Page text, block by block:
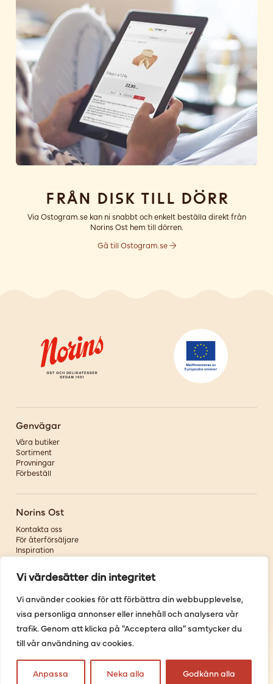
Vi värdesätter din integritet
Vi använder cookies för att förbättra din webbupplevelse,
visa personliga annonser eller innehåll och analysera vår
trafik. Genom att klicka på "Acceptera alla" samtycker du
till vår användning av cookies.
Anpassa Neka alla Godkänn alla
Från disk till dörr
Via Ostogram.se kan ni snabbt och enkelt beställa direkt från
Norins Ost hem till dörren.
Gå till Ostogram.se
Genvägar
Våra butiker
Sortiment
Provningar
Förbeställ
Norins Ost
Kontakta oss
För återförsäljare
Inspiration
Om oss
Följ oss
Facebook
Instagram
Youtube